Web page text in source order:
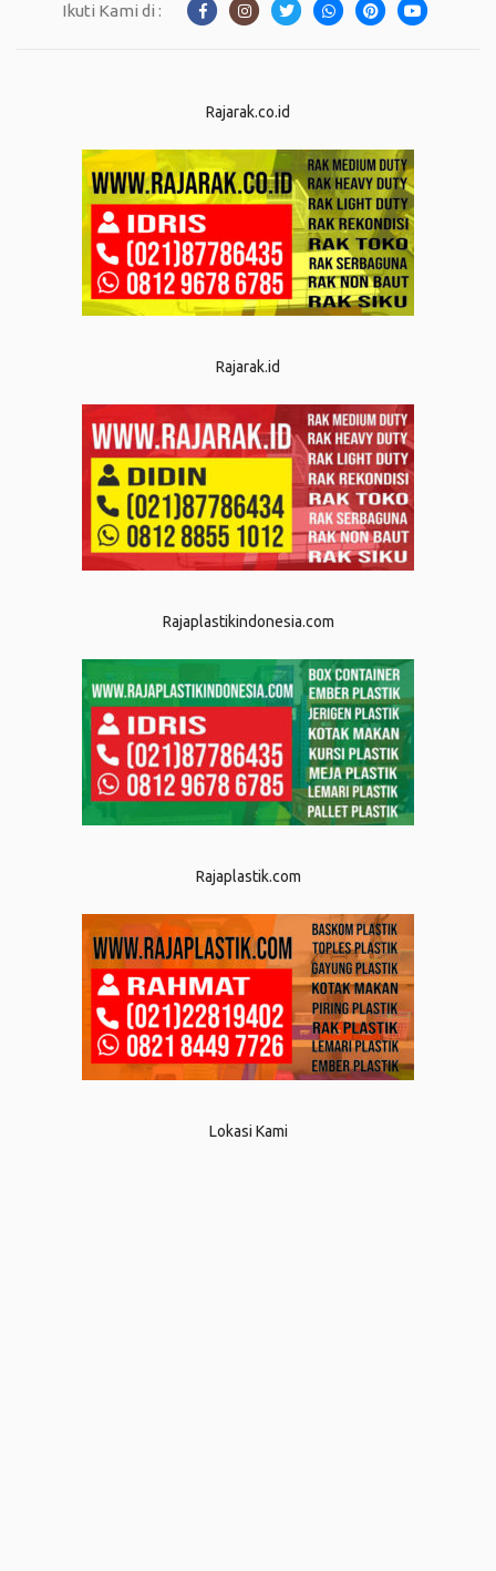
Ikuti Kami di :
Rajarak.co.id
Rajarak.id
Rajaplastikindonesia.com
Rajaplastik.com
Lokasi Kami